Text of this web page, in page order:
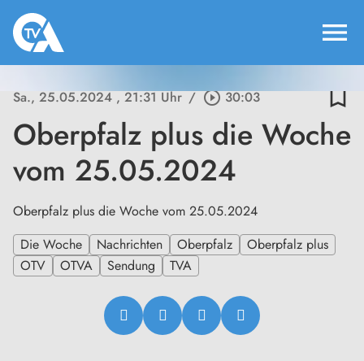
menu
Sa., 25.05.2024, 21:31 Uhr / play_circle_outline30:03 bookmark_border
Oberpfalz plus die Woche
vom 25.05.2024
Oberpfalz plus die Woche vom 25.05.2024
Die Woche
Nachrichten Oberpfalz
Oberpfalz plus
OTV
OTVA Sendung TVA